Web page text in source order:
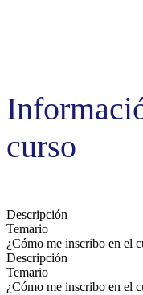
curso
Descripción
Temario
¿Cómo me inscribo en el
Descripción
Temario
¿Cómo me inscribo en el